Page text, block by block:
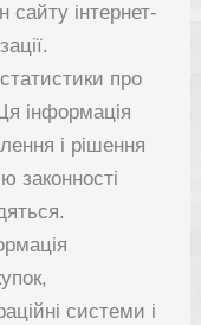
сайту інтернет-
про
інформація
і рішення
законності
системи і